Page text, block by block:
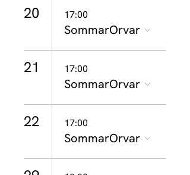
20 17:00
SommarOrvar
21 17:00
SommarOrvar
22 17:00
SommarOrvar